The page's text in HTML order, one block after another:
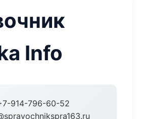
Info
914-796-60-52